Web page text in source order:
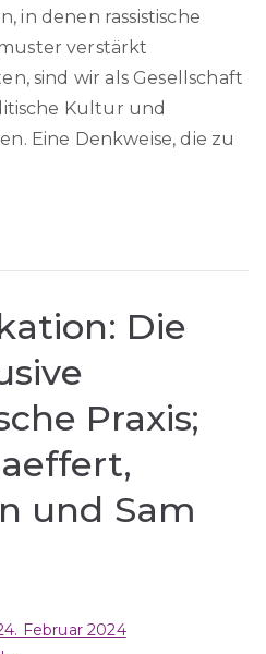
in denen rassistische
verstärkt
sind wir als Gesellschaft
Kultur und
Eine Denkweise, die zu
Die
Praxis;
und Sam
Februar 2024